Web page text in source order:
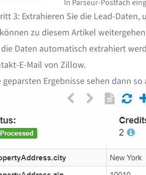
In Parseur-Postfach
3: Extrahieren Sie die Lead-Daten,
zu diesem Artikel
Daten automatisch extrahiert
E-Mail von Zillow.
geparsten Ergebnisse sehen dann so